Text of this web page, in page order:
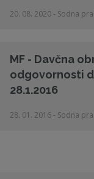
20. 08. 2020 - Sodna
MF - Davčna
odgovornosti
28.1.2016
28. 01. 2016 - Sodna